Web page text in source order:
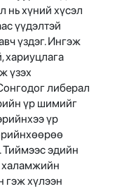
нь хүний хүсэл
үүдэлтэй
үздэг. Ингэж
хариуцлага
үзэх
либерал
үр шимийг
үр
Тиймээс эдийн
халамжийн
гэж хүлээн